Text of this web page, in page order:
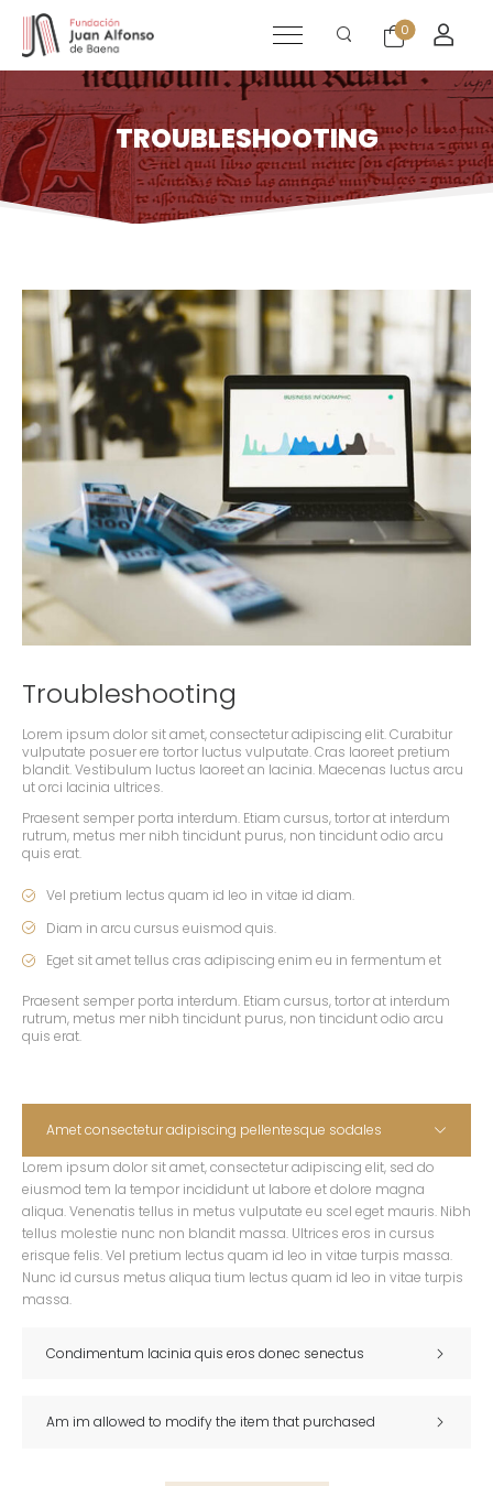
0
TROUBLESHOOTING
Troubleshooting
Lorem ipsum dolor sit amet, consectetur adipiscing elit. Curabitur
vulputate posuer ere tortor luctus vulputate. Cras laoreet pretium
blandit. Vestibulum luctus laoreet an lacinia. Maecenas luctus arcu
ut orci lacinia ultrices.
Praesent semper porta interdum. Etiam cursus, tortor at interdum
rutrum, metus mer nibh tincidunt purus, non tincidunt odio arcu
quis erat.
Vel pretium lectus quam id leo in vitae id diam.
Diam in arcu cursus euismod quis.
Eget sit amet tellus cras adipiscing enim eu in fermentum et
Praesent semper porta interdum. Etiam cursus, tortor at interdum
rutrum, metus mer nibh tincidunt purus, non tincidunt odio arcu
quis erat.
Amet consectetur adipiscing pellentesque sodales
Lorem ipsum dolor sit amet, consectetur adipiscing elit, sed do
eiusmod tem la tempor incididunt ut labore et dolore magna
aliqua. Venenatis tellus in metus vulputate eu scel eget mauris. Nibh
tellus molestie nunc non blandit massa. Ultrices eros in cursus
erisque felis. Vel pretium lectus quam id leo in vitae turpis massa.
Nunc id cursus metus aliqua tium lectus quam id leo in vitae turpis
massa.
Condimentum lacinia quis eros donec senectus
Am im allowed to modify the item that purchased